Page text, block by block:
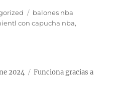
Etiquetas
balones nba
con capucha nba,
2024
Funciona gracias a